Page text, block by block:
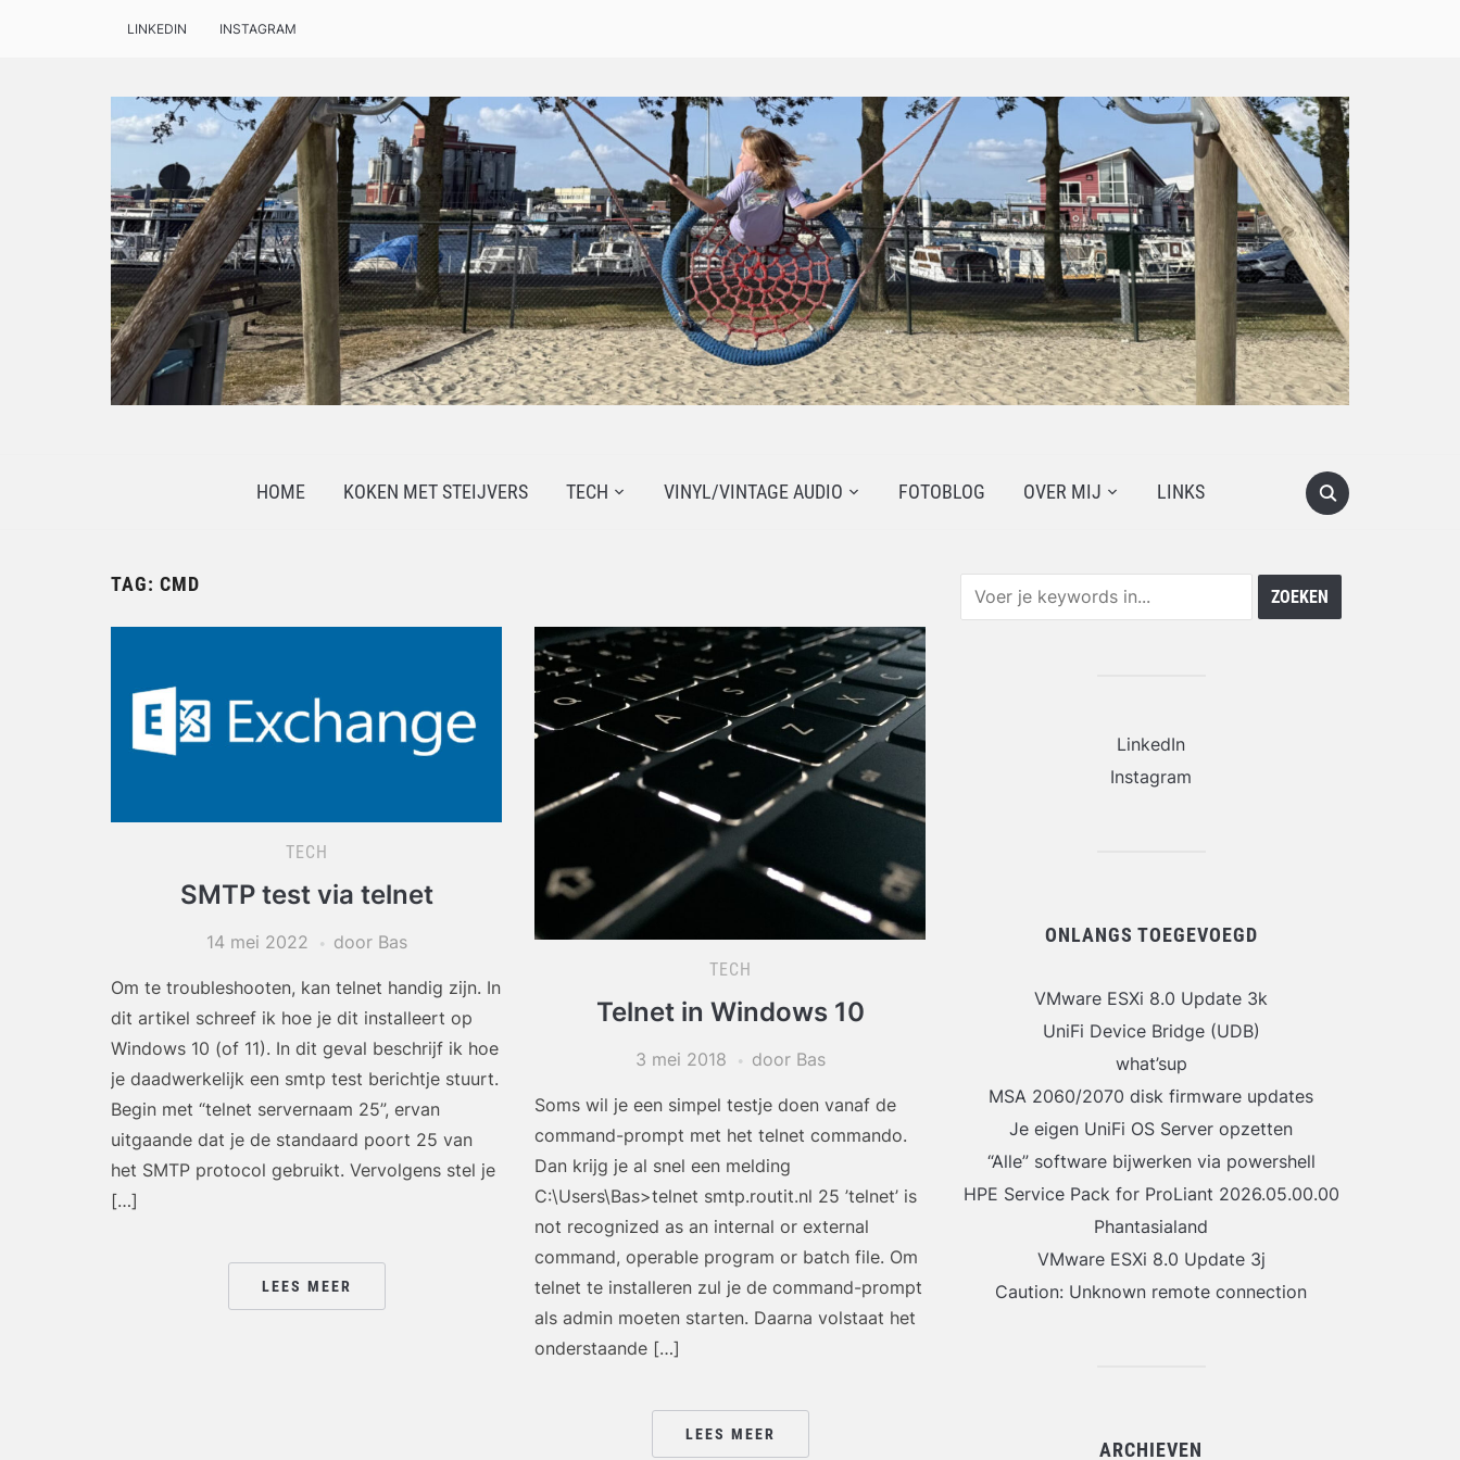
LINKEDIN INSTAGRAM
HOME KOKEN MET STEIJVERS TECH VINYL/VINTAGE AUDIO FOTOBLOG OVER MIJ LINKS
TAG: CMD
TECH
SMTP test via telnet
14 mei 2022 door Bas
Om te troubleshooten, kan telnet handig zijn. In
dit artikel schreef ik hoe je dit installeert op
Windows 10 (of 11). In dit geval beschrijf ik hoe
je daadwerkelijk een smtp test berichtje stuurt.
Begin met “telnet servernaam 25”, ervan
uitgaande dat je de standaard poort 25 van
het SMTP protocol gebruikt. Vervolgens stel je
[…]
LEES MEER
TECH
Telnet in Windows 10
3 mei 2018 door Bas
Soms wil je een simpel testje doen vanaf de
command-prompt met het telnet commando.
Dan krijg je al snel een melding
C:\Users\Bas>telnet smtp.routit.nl 25 ’telnet’ is
not recognized as an internal or external
command, operable program or batch file. Om
telnet te installeren zul je de command-prompt
als admin moeten starten. Daarna volstaat het
onderstaande […]
LEES MEER
LinkedIn
Instagram
ONLANGS TOEGEVOEGD
VMware ESXi 8.0 Update 3k
UniFi Device Bridge (UDB)
what’sup
MSA 2060/2070 disk firmware updates
Je eigen UniFi OS Server opzetten
“Alle” software bijwerken via powershell
HPE Service Pack for ProLiant 2026.05.00.00
Phantasialand
VMware ESXi 8.0 Update 3j
Caution: Unknown remote connection
ARCHIEVEN